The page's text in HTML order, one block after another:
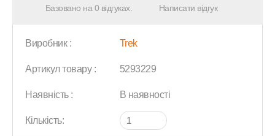
Базовано на 0 відгуках. Написати відгук
Виробник : Trek
Артикул товару : 5293229
Наявність : В наявності
Кількість: